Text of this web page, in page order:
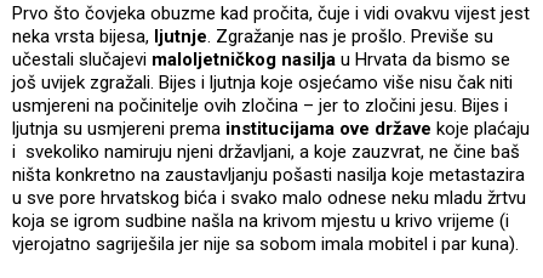
Prvo što čovjeka obuzme kad pročita, čuje i vidi ovakvu vijest jest
neka vrsta bijesa, ljutnje. Zgražanje nas je prošlo. Previše su
učestali slučajevi maloljetničkog nasilja u Hrvata da bismo se
još uvijek zgražali. Bijes i ljutnja koje osjećamo više nisu čak niti
usmjereni na počinitelje ovih zločina – jer to zločini jesu. Bijes i
ljutnja su usmjereni prema institucijama ove države koje plaćaju
i svekoliko namiruju njeni državljani, a koje zauzvrat, ne čine baš
ništa konkretno na zaustavljanju pošasti nasilja koje metastazira
u sve pore hrvatskog bića i svako malo odnese neku mladu žrtvu
koja se igrom sudbine našla na krivom mjestu u krivo vrijeme (i
vjerojatno sagriješila jer nije sa sobom imala mobitel i par kuna).